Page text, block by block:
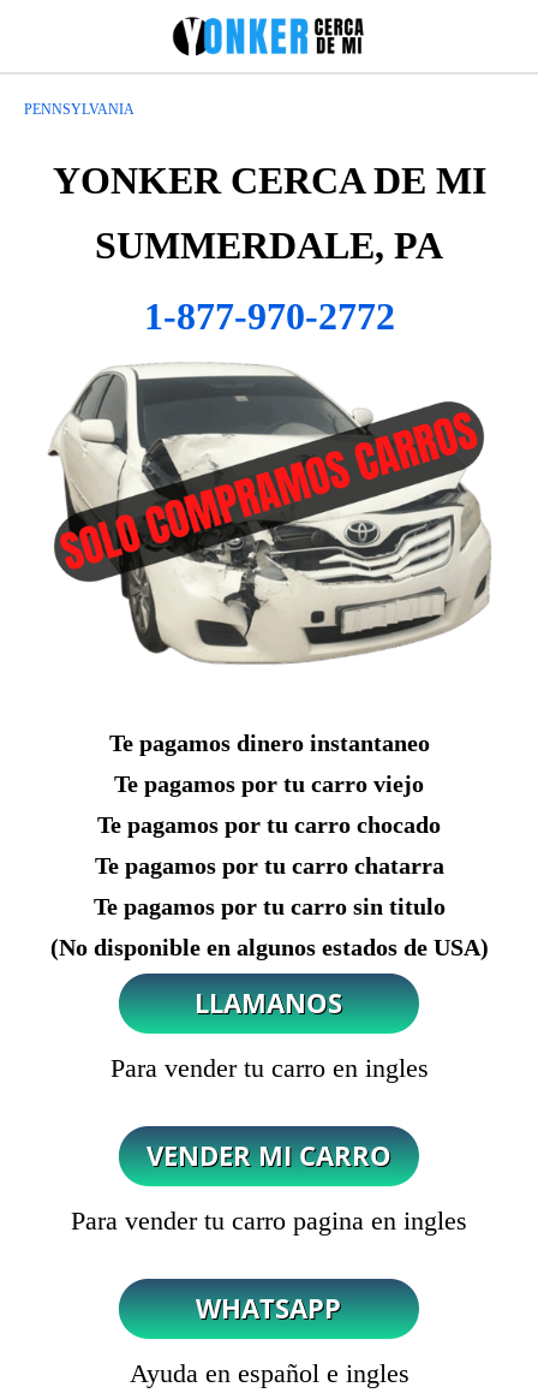
PENNSYLVANIA
YONKER CERCA DE MI
SUMMERDALE, PA
1-877-970-2772
Te pagamos dinero instantaneo
Te pagamos por tu carro viejo
Te pagamos por tu carro chocado
Te pagamos por tu carro chatarra
Te pagamos por tu carro sin titulo
(No disponible en algunos estados de USA)
Para vender tu carro en ingles
Para vender tu carro pagina en ingles
Ayuda en español e ingles